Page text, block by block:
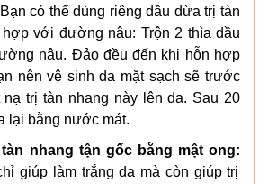
có thể dùng riêng dầu dừa trị tàn
hợp với đường nâu: Trộn 2 thìa dầu
nâu. Đảo đều đến khi hỗn hợp
nên vệ sinh da mặt sạch sẽ trước
nạ trị tàn nhang này lên da. Sau 20
lại bằng nước mát.
nhang tận gốc bằng mật ong:
giúp làm trắng da mà còn giúp trị